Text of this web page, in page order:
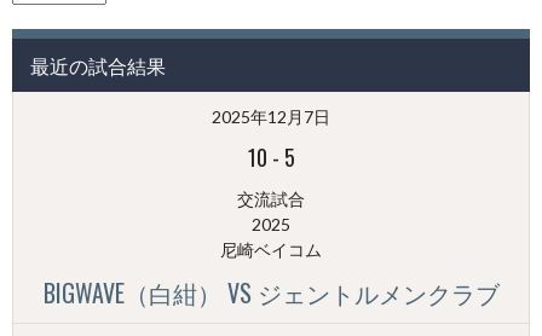
投
（月
最近の試合結果
2025年12月7日
10 - 5
交流試合
2025
尼崎ベイコム
BIGWAVE（白紺） VS ジェントルメンクラブ